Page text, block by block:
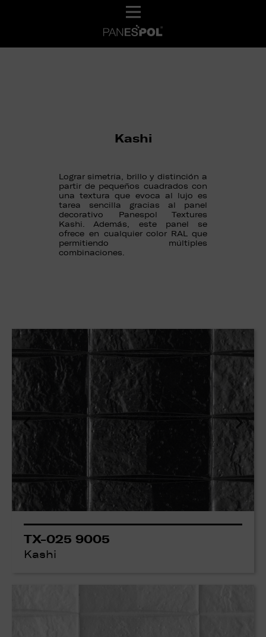
Kashi
Lograr simetría, brillo y distinción a
partir de pequeños cuadrados con
una textura que evoca al lujo es
tarea sencilla gracias al panel
decorativo Panespol Textures
Kashi. Además, este panel se
ofrece en cualquier color RAL que
permitiendo múltiples
combinaciones.
TX-025 9005
Kashi